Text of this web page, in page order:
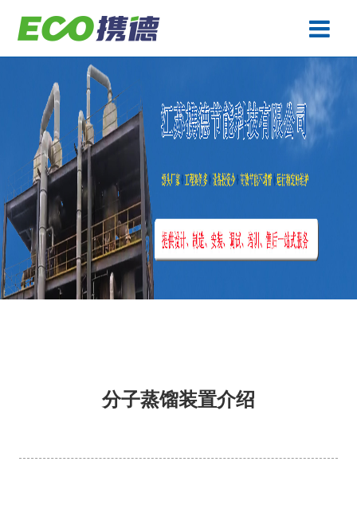
废水处理
产品中心
工程案例
生产基地
关于携德
技术专题
联系携德
分子蒸馏装置介绍